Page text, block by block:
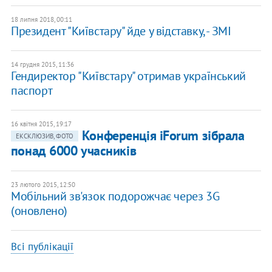
18 липня 2018, 00:11
Президент "Київстару" йде у відставку, - ЗМІ
14 грудня 2015, 11:36
Гендиректор "Київстару" отримав український
паспорт
16 квітня 2015, 19:17
ЕКСКЛЮЗИВ, ФОТО
Конференція iForum зібрала
понад 6000 учасників
23 лютого 2015, 12:50
Мобільний зв'язок подорожчає через 3G
(оновлено)
Всі публікації